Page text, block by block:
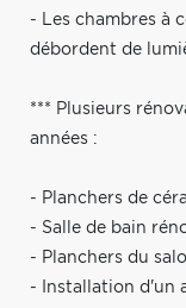
- Les chambres à
débordent de
*** Plusieurs
années :
- Planchers de
- Salle de bain
- Planchers du
- Installation d'un